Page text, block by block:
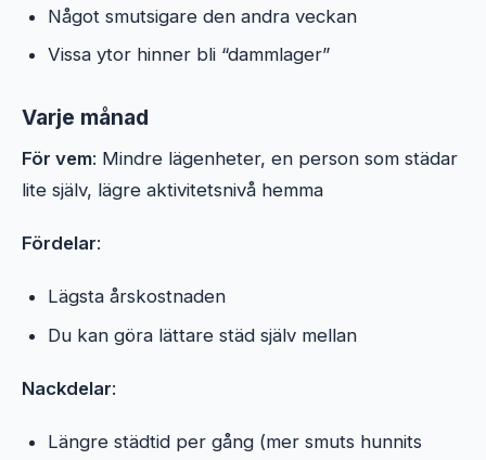
Något smutsigare den andra veckan
Vissa ytor hinner bli “dammlager”
Varje månad
För vem: Mindre lägenheter, en person som städar
lite själv, lägre aktivitetsnivå hemma
Fördelar:
Lägsta årskostnaden
Du kan göra lättare städ själv mellan
Nackdelar:
Längre städtid per gång (mer smuts hunnits